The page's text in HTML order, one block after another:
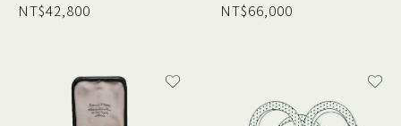
NT$42,800
NT$66,000